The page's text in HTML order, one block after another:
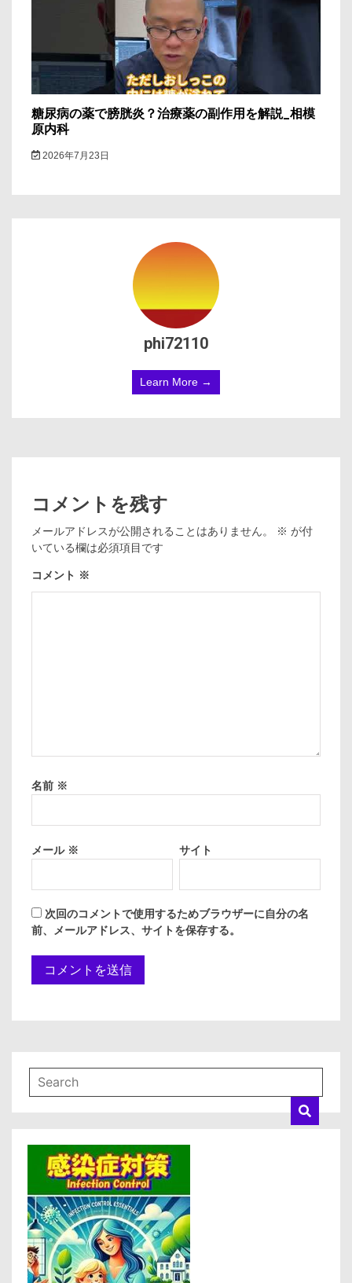
糖尿病の薬で膀胱炎？治療薬の副作用を解説_相模
原内科
2026年7月23日
phi72110
Learn More →
コメントを残す
メールアドレスが公開されることはありません。 ※ が付
いている欄は必須項目です
コメント ※
名前 ※
メール ※ サイト
次回のコメントで使用するためブラウザーに自分の名
前、メールアドレス、サイトを保存する。